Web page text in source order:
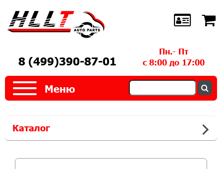
8 (499)390-87-01
Пн.- Пт
с 8:00 до 17:00
Меню
Каталог